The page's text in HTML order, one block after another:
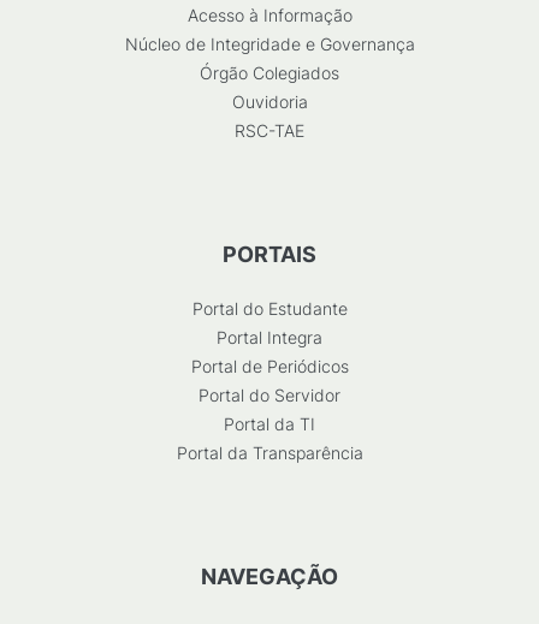
Acesso à Informação
Núcleo de Integridade e Governança
Órgão Colegiados
Ouvidoria
RSC-TAE
PORTAIS
Portal do Estudante
Portal Integra
Portal de Periódicos
Portal do Servidor
Portal da TI
Portal da Transparência
NAVEGAÇÃO